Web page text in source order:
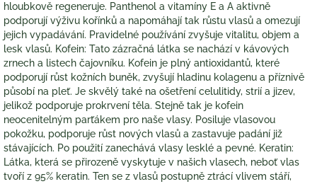
hloubkově regeneruje. Panthenol a vitamíny E a A aktivně
podporují výživu kořínků a napomáhají tak růstu vlasů a omezují
jejich vypadávání. Pravidelné používání zvyšuje vitalitu, objem a
lesk vlasů. Kofein: Tato zázračná látka se nachází v kávových
zrnech a listech čajovníku. Kofein je plný antioxidantů, které
podporují růst kožních buněk, zvyšují hladinu kolagenu a příznivě
působí na pleť. Je skvělý také na ošetření celulitidy, strií a jizev,
jelikož podporuje prokrvení těla. Stejně tak je kofein
neocenitelným parťákem pro naše vlasy. Posiluje vlasovou
pokožku, podporuje růst nových vlasů a zastavuje padání již
stávajících. Po použití zanechává vlasy lesklé a pevné. Keratin:
Látka, která se přirozeně vyskytuje v našich vlasech, neboť vlas
tvoří z 95% keratin. Ten se z vlasů postupně ztrácí vlivem stáří,